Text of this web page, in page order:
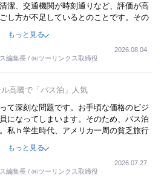
潔、交通機関が時刻通りなど、評価が高
し方が不足しているとのことです。その
ようなイベントが行われれば、日本人に
みが増えるでしょうね。
もっと見る
編集長 / ㈱ツーリンクス取締役
2026.08.04
高騰で「バス泊」人気
て深刻な問題です。お手頃な価格のビジ
になってしまいます。そのため、バス泊
私ｈ学生時代、アメリカ一周の貧乏旅行
ウンドバスでした。夕方から夜の便を利
ました。ただし、若いからできたことで
に行った、青森に行ったと聞くと、疲れ
まいます。
もっと見る
編集長 / ㈱ツーリンクス取締役
2026.07.27